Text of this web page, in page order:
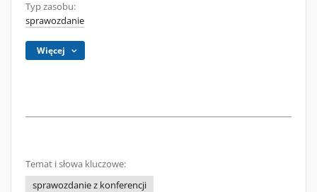
Typ zasobu:
sprawozdanie
Więcej
Temat i słowa kluczowe:
sprawozdanie z konferencji